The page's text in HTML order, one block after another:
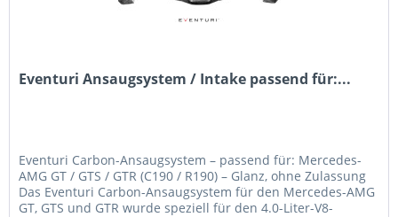
Eventuri Ansaugsystem / Intake passend für:...
Eventuri Carbon-Ansaugsystem – passend für: Mercedes-
AMG GT / GTS / GTR (C190 / R190) – Glanz, ohne Zulassung
Das Eventuri Carbon-Ansaugsystem für den Mercedes-AMG
GT, GTS und GTR wurde speziell für den 4.0-Liter-V8-